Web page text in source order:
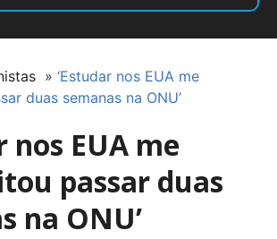
» ‘Estudar nos EUA me
duas semanas na ONU’
nos EUA me
passar duas
na ONU’